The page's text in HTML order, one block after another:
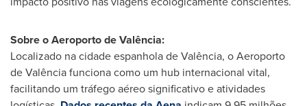
Sobre o Aeroporto de Valência:
Localizado na cidade espanhola de Valência, o Aeroporto
de Valência funciona como um hub internacional vital,
facilitando um tráfego aéreo significativo e atividades